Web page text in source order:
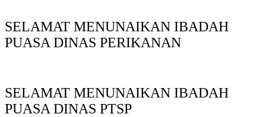
SELAMAT MENUNAIKAN IBADAH
PUASA DINAS PERIKANAN
SELAMAT MENUNAIKAN IBADAH
PUASA DINAS PTSP